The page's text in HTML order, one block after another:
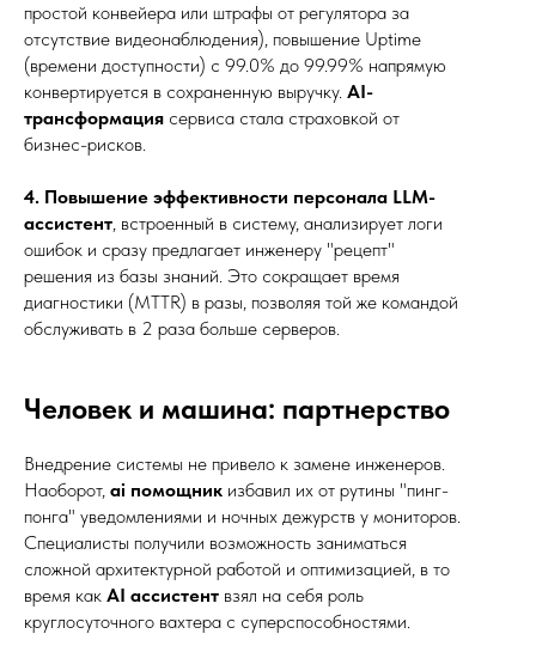
простой конвейера или штрафы от регулятора за
отсутствие видеонаблюдения), повышение Uptime
(времени доступности) с 99.0% до 99.99% напрямую
конвертируется в сохраненную выручку. AI-
трансформация сервиса стала страховкой от
бизнес-рисков.
4. Повышение эффективности персонала LLM-
ассистент, встроенный в систему, анализирует логи
ошибок и сразу предлагает инженеру "рецепт"
решения из базы знаний. Это сокращает время
диагностики (MTTR) в разы, позволяя той же командой
обслуживать в 2 раза больше серверов.
Человек и машина: партнерство
Внедрение системы не привело к замене инженеров.
Наоборот, ai помощник избавил их от рутины "пинг-
понга" уведомлениями и ночных дежурств у мониторов.
Специалисты получили возможность заниматься
сложной архитектурной работой и оптимизацией, в то
время как AI ассистент взял на себя роль
круглосуточного вахтера с суперспособностями.
Мои контакты
igor@perepechenov.ru
Доступен для общения по телефону, электронной
+7 (980) 459-15-76